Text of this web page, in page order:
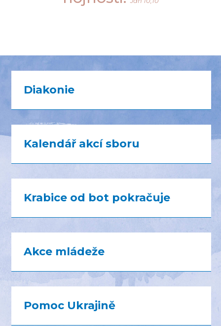
Diakonie
Kalendář akcí sboru
Krabice od bot pokračuje
Akce mládeže
Pomoc Ukrajině